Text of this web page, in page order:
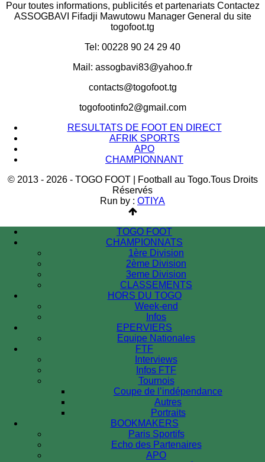
Pour toutes informations, publicités et partenariats Contactez
ASSOGBAVI Fifadji Mawutowu Manager General du site
togofoot.tg
Tel: 00228 90 24 29 40
Mail: assogbavi83@yahoo.fr
contacts@togofoot.tg
togofootinfo2@gmail.com
RESULTATS DE FOOT EN DIRECT
AFRIK SPORTS
APO
CHAMPIONNANT
© 2013 - 2026 - TOGO FOOT | Football au Togo.Tous Droits
Réservés
Run by : OTIYA
TOGO FOOT
CHAMPIONNATS
1ère Division
2ème Division
3eme Division
CLASSEMENTS
HORS DU TOGO
Week-end
Infos
EPERVIERS
Equipe Nationales
FTF
Interviews
Infos FTF
Tournois
Coupe de l’indépendance
Autres
Portraits
BOOKMAKERS
Paris Sportifs
Echo des Partenaires
APO